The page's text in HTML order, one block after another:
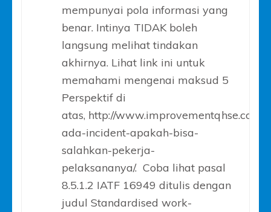
mempunyai pola informasi yang
benar. Intinya TIDAK boleh
langsung melihat tindakan
akhirnya. Lihat link ini untuk
memahami mengenai maksud 5
Perspektif di
atas, http://www.improvementqhse.com/
ada-incident-apakah-bisa-
salahkan-pekerja-
pelaksananya/. Coba lihat pasal
8.5.1.2 IATF 16949 ditulis dengan
judul Standardised work-